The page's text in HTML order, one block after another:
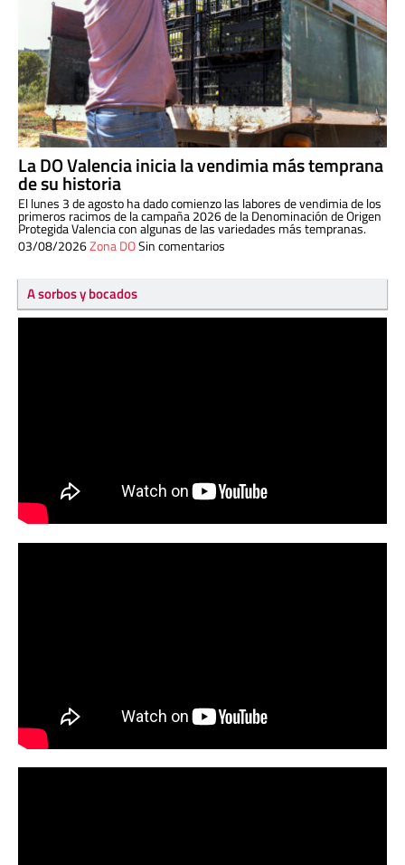
La DO Valencia inicia la vendimia más temprana
de su historia
El lunes 3 de agosto ha dado comienzo las labores de vendimia de los
primeros racimos de la campaña 2026 de la Denominación de Origen
Protegida Valencia con algunas de las variedades más tempranas.
03/08/2026Zona DOSin comentarios
A sorbos y bocados